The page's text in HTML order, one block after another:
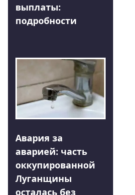
выплаты:
подробности
Авария за
аварией: часть
оккупированной
Луганщины
осталась без